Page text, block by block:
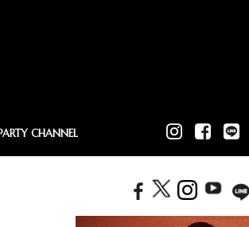
CHANNEL